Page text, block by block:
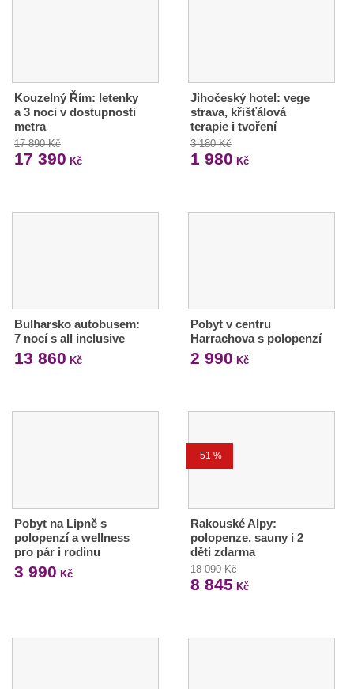
Kouzelný Řím: letenky
a 3 noci v dostupnosti
metra
17 890 Kč
17 390 Kč
Jihočeský hotel: vege
strava, křišťálová
terapie i tvoření
3 180 Kč
1 980 Kč
Bulharsko autobusem:
7 nocí s all inclusive
13 860 Kč
Pobyt v centru
Harrachova s polopenzí
2 990 Kč
Pobyt na Lipně s
polopenzí a wellness
pro pár i rodinu
3 990 Kč
-51 %
Rakouské Alpy:
polopenze, sauny i 2
děti zdarma
18 090 Kč
8 845 Kč